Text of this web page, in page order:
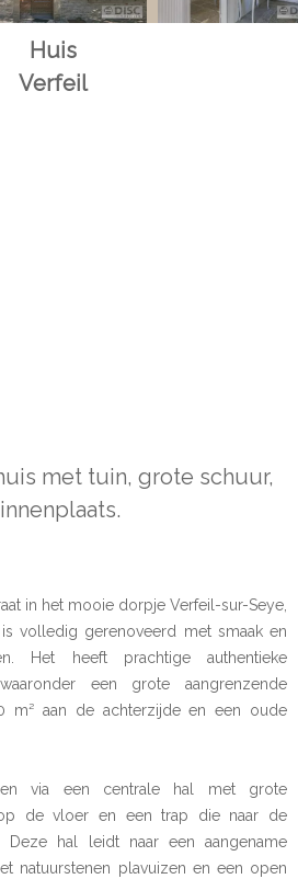
Huis
Verfeil
met tuin, grote schuur,
in het mooie dorpje Verfeil-sur-Seye,
volledig gerenoveerd met smaak en
Het heeft prachtige authentieke
een grote aangrenzende
m² aan de achterzijde en een oude
via een centrale hal met grote
op de vloer en een trap die naar de
Deze hal leidt naar een aangename
natuurstenen plavuizen en een open